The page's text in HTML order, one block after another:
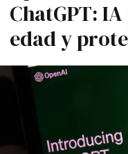
ChatGPT:
edad y